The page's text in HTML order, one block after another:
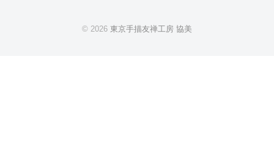
© 2026 東京手描友禅工房 協美